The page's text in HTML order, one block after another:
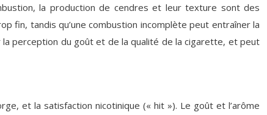
la production de cendres et leur texture sont des
fin, tandis qu’une combustion incomplète peut entraîner la
perception du goût et de la qualité de la cigarette, et peut
et la satisfaction nicotinique (« hit »). Le goût et l’arôme